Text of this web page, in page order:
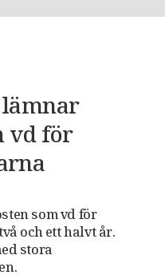
vd för
som vd för
och ett halvt år.
stora